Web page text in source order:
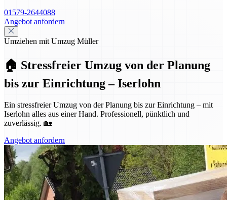
01579-2644088
Angebot anfordern
Umziehen mit Umzug Müller
🏠 Stressfreier Umzug von der Planung
bis zur Einrichtung – Iserlohn
Ein stressfreier Umzug von der Planung bis zur Einrichtung – mit
Iserlohn alles aus einer Hand. Professionell, pünktlich und
zuverlässig. 🏡
Angebot anfordern